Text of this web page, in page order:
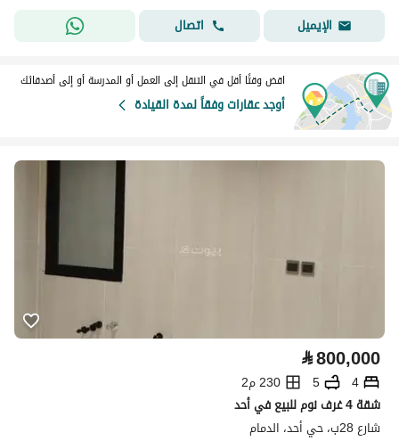
الإيميل
اتصال
اقض وقتًا أقل في التنقل إلى العمل أو المدرسة أو إلى أصدقائك
أوجد عقارات وفقاً لمدة القيادة
⃁800,000
4
5
230 م2
شقة 4 غرف نوم للبيع في أحد
شارع 28ب، حي أحد، الدمام